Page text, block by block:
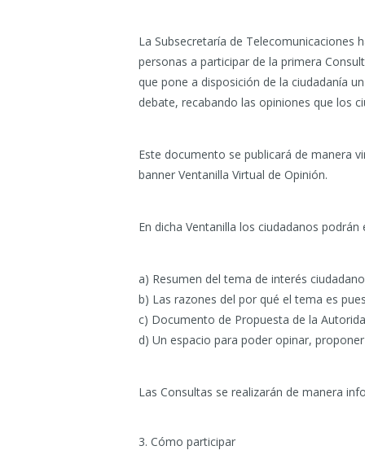
La Subsecretaría de Telecomunicaciones
personas a participar de la primera
que pone a disposición de la ciudadanía
debate, recabando las opiniones que los
Este documento se publicará de manera
banner Ventanilla Virtual de Opinión.
En dicha Ventanilla los ciudadanos podrán
a) Resumen del tema de interés ciudadano
b) Las razones del por qué el tema es
c) Documento de Propuesta de la
d) Un espacio para poder opinar,
Las Consultas se realizarán de manera
3. Cómo participar